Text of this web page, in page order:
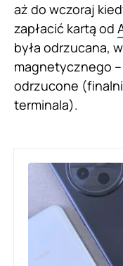
aż do wczoraj
zapłacić kartą od
była odrzucana,
magnetycznego
odrzucone
terminala).